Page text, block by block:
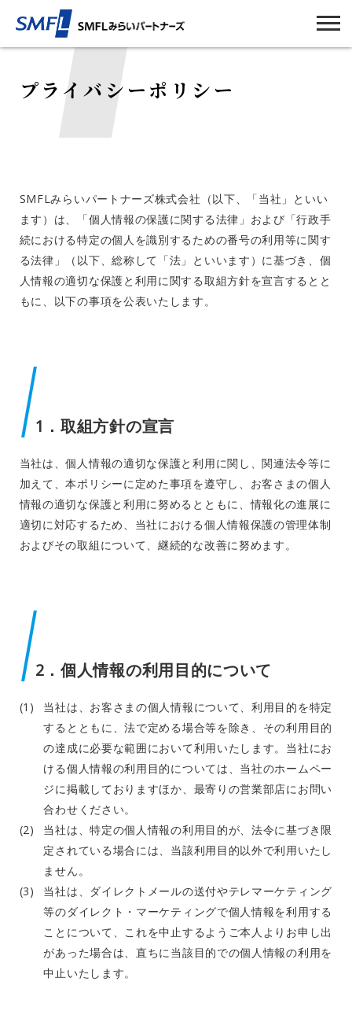
プライバシーポリシー
SMFLみらいパートナーズ株式会社（以下、「当社」といい
ます）は、「個人情報の保護に関する法律」および「行政手
続における特定の個人を識別するための番号の利用等に関す
る法律」（以下、総称して「法」といいます）に基づき、個
人情報の適切な保護と利用に関する取組方針を宣言するとと
もに、以下の事項を公表いたします。
1．取組方針の宣言
当社は、個人情報の適切な保護と利用に関し、関連法令等に
加えて、本ポリシーに定めた事項を遵守し、お客さまの個人
情報の適切な保護と利用に努めるとともに、情報化の進展に
適切に対応するため、当社における個人情報保護の管理体制
およびその取組について、継続的な改善に努めます。
2．個人情報の利用目的について
当社は、お客さまの個人情報について、利用目的を特定
するとともに、法で定める場合等を除き、その利用目的
の達成に必要な範囲において利用いたします。当社にお
ける個人情報の利用目的については、当社のホームペー
ジに掲載しておりますほか、最寄りの営業部店にお問い
合わせください。
当社は、特定の個人情報の利用目的が、法令に基づき限
定されている場合には、当該利用目的以外で利用いたし
ません。
当社は、ダイレクトメールの送付やテレマーケティング
等のダイレクト・マーケティングで個人情報を利用する
ことについて、これを中止するようご本人よりお申し出
があった場合は、直ちに当該目的での個人情報の利用を
中止いたします。